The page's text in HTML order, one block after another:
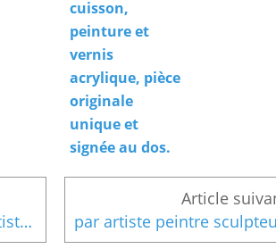
cuisson,
peinture et
vernis
acrylique, pièce
originale
unique et
signée au dos.
sculptée,peinte,signée,artiste,broche,rectangle,rose,incrustee de turquoise,cristal swarovski jaune,orange,peridot,aquamarine,fermoir epingle,lacik